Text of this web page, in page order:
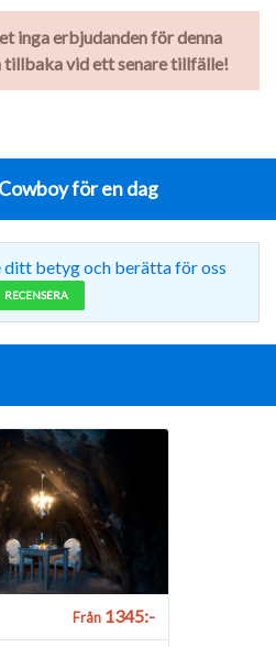
inga erbjudanden för denna
tillbaka vid ett senare tillfälle!
Cowboy för en dag
ditt betyg och berätta för oss
RECENSERA
Från1345:-